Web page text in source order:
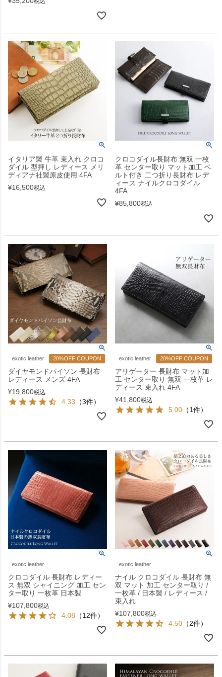
イタリア製 牛革 束入れ クロコ
ダイル 型押し レディース メリ
ディアナ社製原皮使用 4FA
¥16,500税込
クロコダイル長財布 無双 一枚
革 センター取り マット加工 ベ
ルト付き 二つ折り長財布 レデ
ィース ナイルクロコダイル
4FA
¥85,800税込
exotic leather 20%OFF COUPON
ダイヤモンドパイソン 長財布
レディース メンズ 4FA
¥19,800税込
4.33 （3件）
exotic leather 20%OFF COUPON
アリゲーター 長財布 マット加
工 センター取り 無双 一枚革 レ
ディース 束入れ 4FA
¥41,800税込
5.00 （1件）
exotic leather
クロコダイル 長財布 レディー
ス 無双 シャイニング 加工 セン
ター取り 一枚革 日本製
¥107,800税込
4.08 （12件）
exotic leather
ナイル クロコダイル 長財布 無
双 マット 加工 センター取り /
一枚革 / 日本製 / レディース /
束入れ
¥107,800税込
4.50 （2件）